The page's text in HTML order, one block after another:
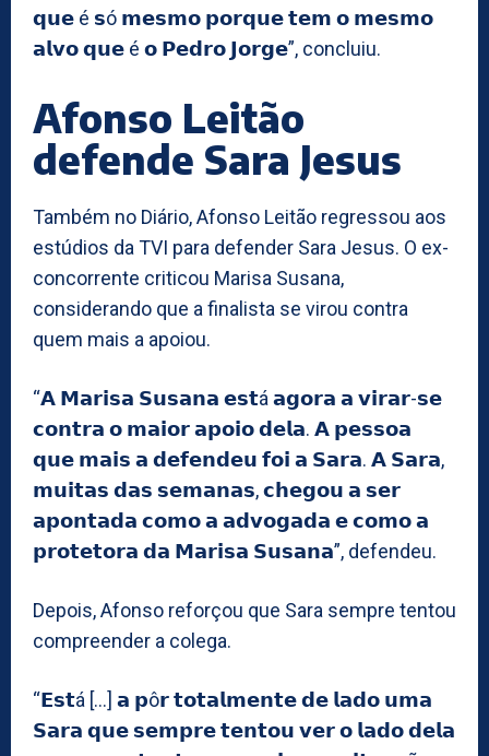
𝗾𝘂𝗲 é 𝘀ó 𝗺𝗲𝘀𝗺𝗼 𝗽𝗼𝗿𝗾𝘂𝗲 𝘁𝗲𝗺 𝗼 𝗺𝗲𝘀𝗺𝗼
𝗮𝗹𝘃𝗼 𝗾𝘂𝗲 é 𝗼 𝗣𝗲𝗱𝗿𝗼 𝗝𝗼𝗿𝗴𝗲”, concluiu.
Afonso Leitão
defende Sara Jesus
Também no Diário, Afonso Leitão regressou aos
estúdios da TVI para defender Sara Jesus. O ex-
concorrente criticou Marisa Susana,
considerando que a finalista se virou contra
quem mais a apoiou.
“𝗔 𝗠𝗮𝗿𝗶𝘀𝗮 𝗦𝘂𝘀𝗮𝗻𝗮 𝗲𝘀𝘁á 𝗮𝗴𝗼𝗿𝗮 𝗮 𝘃𝗶𝗿𝗮𝗿-𝘀𝗲
𝗰𝗼𝗻𝘁𝗿𝗮 𝗼 𝗺𝗮𝗶𝗼𝗿 𝗮𝗽𝗼𝗶𝗼 𝗱𝗲𝗹𝗮. 𝗔 𝗽𝗲𝘀𝘀𝗼𝗮
𝗾𝘂𝗲 𝗺𝗮𝗶𝘀 𝗮 𝗱𝗲𝗳𝗲𝗻𝗱𝗲𝘂 𝗳𝗼𝗶 𝗮 𝗦𝗮𝗿𝗮. 𝗔 𝗦𝗮𝗿𝗮,
𝗺𝘂𝗶𝘁𝗮𝘀 𝗱𝗮𝘀 𝘀𝗲𝗺𝗮𝗻𝗮𝘀, 𝗰𝗵𝗲𝗴𝗼𝘂 𝗮 𝘀𝗲𝗿
𝗮𝗽𝗼𝗻𝘁𝗮𝗱𝗮 𝗰𝗼𝗺𝗼 𝗮 𝗮𝗱𝘃𝗼𝗴𝗮𝗱𝗮 𝗲 𝗰𝗼𝗺𝗼 𝗮
𝗽𝗿𝗼𝘁𝗲𝘁𝗼𝗿𝗮 𝗱𝗮 𝗠𝗮𝗿𝗶𝘀𝗮 𝗦𝘂𝘀𝗮𝗻𝗮”, defendeu.
Depois, Afonso reforçou que Sara sempre tentou
compreender a colega.
“𝗘𝘀𝘁á […] 𝗮 𝗽ô𝗿 𝘁𝗼𝘁𝗮𝗹𝗺𝗲𝗻𝘁𝗲 𝗱𝗲 𝗹𝗮𝗱𝗼 𝘂𝗺𝗮
𝗦𝗮𝗿𝗮 𝗾𝘂𝗲 𝘀𝗲𝗺𝗽𝗿𝗲 𝘁𝗲𝗻𝘁𝗼𝘂 𝘃𝗲𝗿 𝗼 𝗹𝗮𝗱𝗼 𝗱𝗲𝗹𝗮